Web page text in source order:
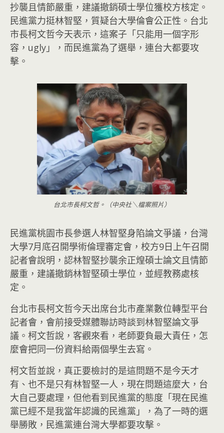
抄襲且情節嚴重，建議撤銷碩士學位獲校方核定。
民進黨力挺林智堅，質疑台大學倫會公正性。台北
市長柯文哲今天表示，這案子「只能用一個字形
容，ugly」，而民進黨為了選舉，連台大都要攻
擊。
台北市長柯文哲。（中央社＼檔案照片）
民進黨桃園市長參選人林智堅身陷論文爭議，台灣
大學7月底召開學術倫理審定會，校方9日上午召開
記者會說明，認林智堅抄襲余正煌碩士論文且情節
嚴重，建議撤銷林智堅碩士學位，並經教務處核
定。
台北市長柯文哲今天出席台北市產業數位轉型平台
記者會，會前接受媒體聯訪時談到林智堅論文爭
議。柯文哲說，客觀來看，老師要負最大責任，怎
麼會把同一份資料給兩個學生去寫。
柯文哲並說，真正要檢討的是這問題不是今天才
有、也不是只有林智堅一人，現在問題這麼大，台
大自己要處理，但他看到民進黨的態度「現在民進
黨已經不是我當年認識的民進黨」，為了一時的選
舉勝敗，民進黨連台灣大學都要攻擊。